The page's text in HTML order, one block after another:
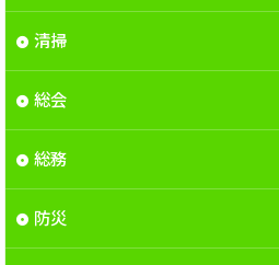
清掃
総会
総務
防災